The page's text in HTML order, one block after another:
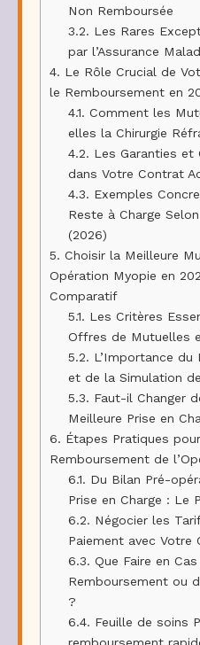
Non Remboursée
3.2. Les Rares
par l’Assurance
4. Le Rôle Crucial de
le Remboursement en
4.1. Comment les
elles la Chirurgie
4.2. Les Garanties et
dans Votre Contrat
4.3. Exemples
Reste à Charge
(2026)
5. Choisir la Meilleure
Opération Myopie en
Comparatif
5.1. Les Critères
Offres de Mutuelles
5.2. L’Importance du
et de la Simulation
5.3. Faut-il Changer
Meilleure Prise en
6. Étapes Pratiques
Remboursement de
6.1. Du Bilan Pré-
Prise en Charge : Le
6.2. Négocier les
Paiement avec Votre
6.3. Que Faire en
Remboursement ou
?
6.4. Feuille de soins